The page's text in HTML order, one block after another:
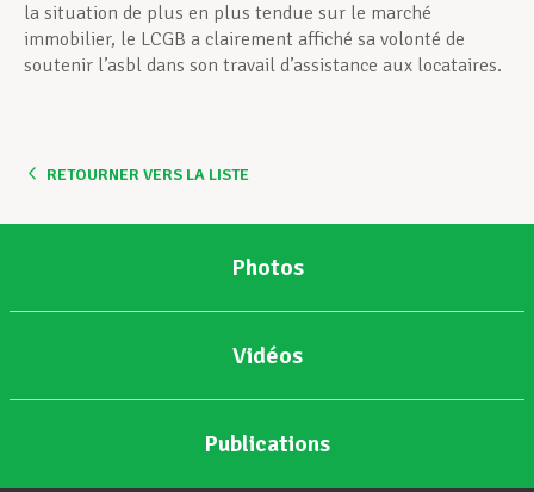
la situation de plus en plus tendue sur le marché
immobilier, le LCGB a clairement affiché sa volonté de
soutenir l’asbl dans son travail d’assistance aux locataires.
RETOURNER VERS LA LISTE
Photos
Vidéos
Publications